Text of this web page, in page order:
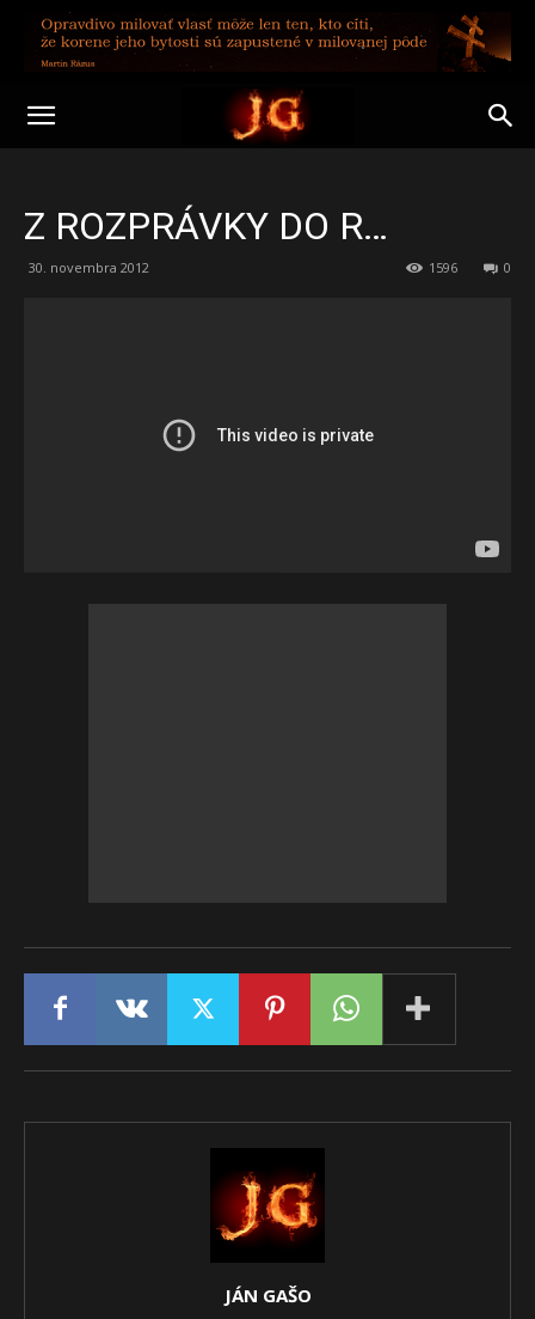
Z ROZPRÁVKY DO R…
30. novembra 2012 0
1596
JÁN GAŠO